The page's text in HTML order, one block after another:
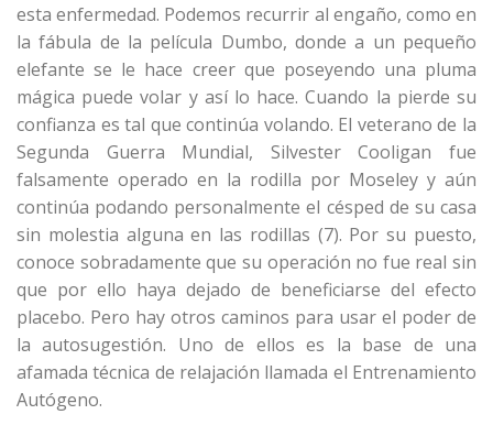
esta enfermedad. Podemos recurrir al engaño, como en
la fábula de la película Dumbo, donde a un pequeño
elefante se le hace creer que poseyendo una pluma
mágica puede volar y así lo hace. Cuando la pierde su
confianza es tal que continúa volando. El veterano de la
Segunda Guerra Mundial, Silvester Cooligan fue
falsamente operado en la rodilla por Moseley y aún
continúa podando personalmente el césped de su casa
sin molestia alguna en las rodillas (7). Por su puesto,
conoce sobradamente que su operación no fue real sin
que por ello haya dejado de beneficiarse del efecto
placebo. Pero hay otros caminos para usar el poder de
la autosugestión. Uno de ellos es la base de una
afamada técnica de relajación llamada el Entrenamiento
Autógeno.